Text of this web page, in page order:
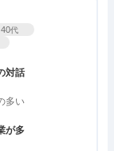
40代
対話
多い
が多